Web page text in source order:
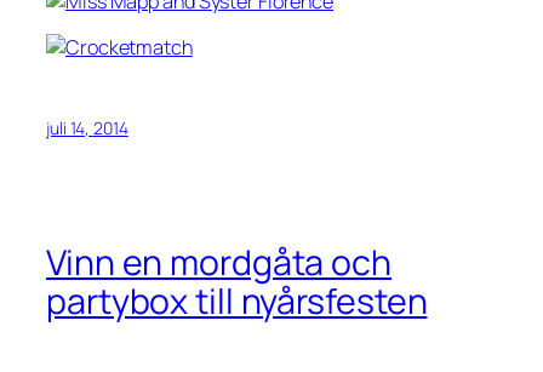
juli 14, 2014
Vinn en mordgåta och
partybox till nyårsfesten